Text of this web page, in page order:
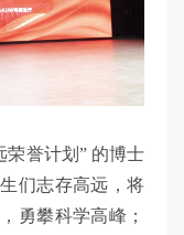
荣誉计划” 的博士
们志存高远，将
勇攀科学高峰；